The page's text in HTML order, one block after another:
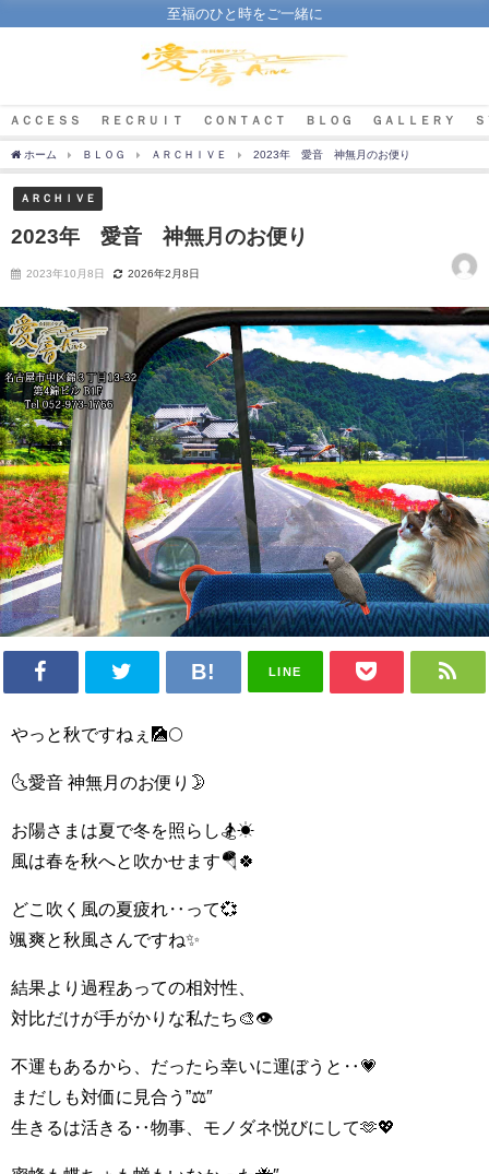
至福のひと時をご一緒に
ＡＣＣＥＳＳ ＲＥＣＲＵＩＴ ＣＯＮＴＡＣＴ ＢＬＯＧ ＧＡＬＬＥＲＹ
ホーム ＢＬＯＧ ＡＲＣＨＩＶＥ 2023年 愛音 神無月のお便り
ＡＲＣＨＩＶＥ
2023年 愛音 神無月のお便り
2023年10月8日 2026年2月8日
LINE
やっと秋ですねぇ🎑🌕
🌜愛音 神無月のお便り🌛
お陽さまは夏で冬を照らし🏂☀
風は春を秋へと吹かせます🪂🍀
どこ吹く風の夏疲れ‥って💞
颯爽と秋風さんですね✨
結果より過程あっての相対性、
対比だけが手がかりな私たち🎨👁
不運もあるから、だったら幸いに運ぼうと‥💗
まだしも対価に見合う”⚖″
生きるは活きる‥物事、モノダネ悦びにして🫶💖